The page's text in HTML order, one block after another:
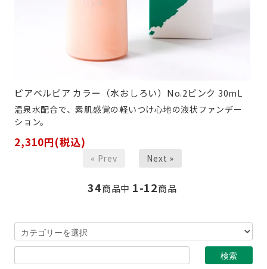
ピアベルピア カラー（水おしろい）No.2ピンク 30mL
温泉水配合で、素肌感覚の軽いつけ心地の液状ファンデー
ション。
2,310円(税込)
« Prev Next »
34商品中 1-12商品